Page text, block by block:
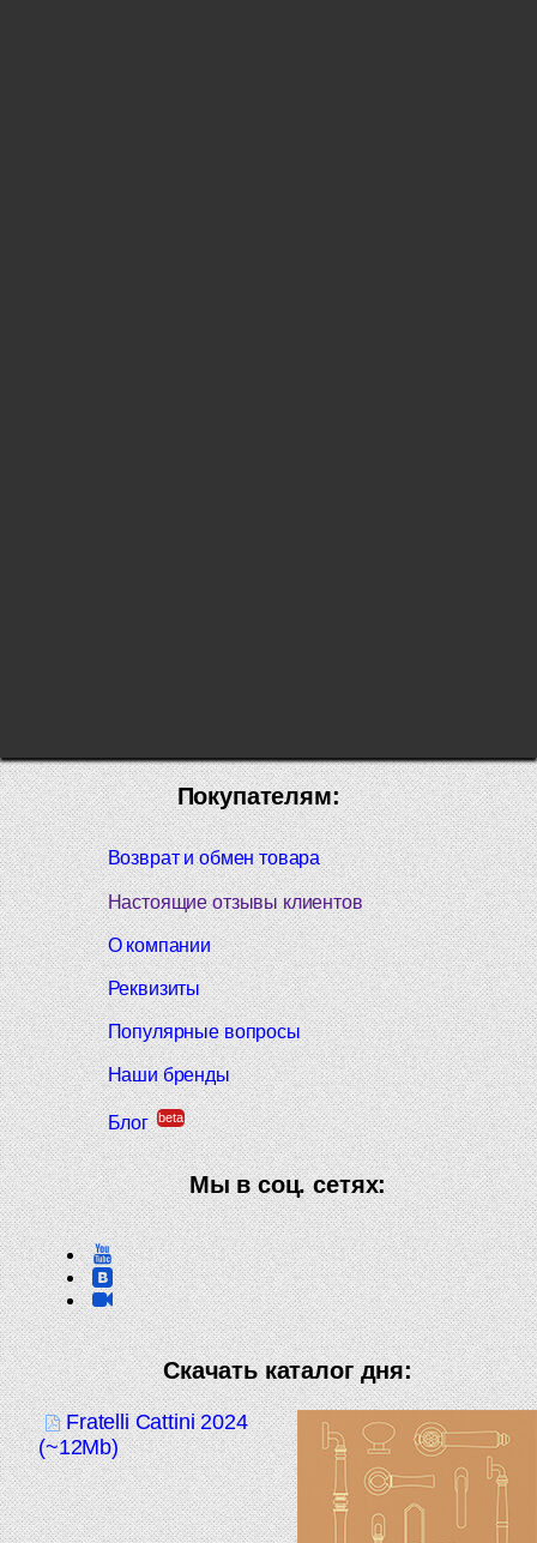
Покупателям:
Возврат и обмен товара
Настоящие отзывы клиентов
О компании
Реквизиты
Популярные вопросы
Наши бренды
Блог beta
Мы в соц. сетях:
Скачать каталог дня:
Fratelli Cattini 2024
(~12Mb)